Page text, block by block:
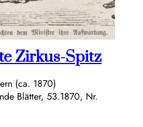
Zirkus-Spitz
(ca. 1870)
Blätter, 53.1870, Nr.